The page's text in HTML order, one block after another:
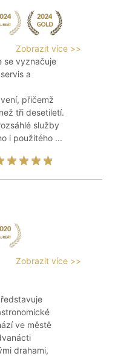
Zobrazit více >>
se vyznačuje
a
přičemž
tři desetiletí.
služby
i použitého ...
Zobrazit více >>
ve městě
drahami,